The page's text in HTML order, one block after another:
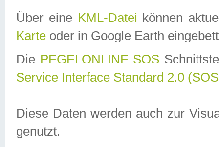
Über eine KML-Datei können
Karte oder in Google Earth
Die PEGELONLINE SOS
Service Interface Standard 2.0
Diese Daten werden auch zur
genutzt.